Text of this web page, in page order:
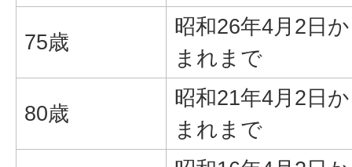
75歳
昭和26年4月2日
まれまで
80歳
昭和21年4月2日
まれまで